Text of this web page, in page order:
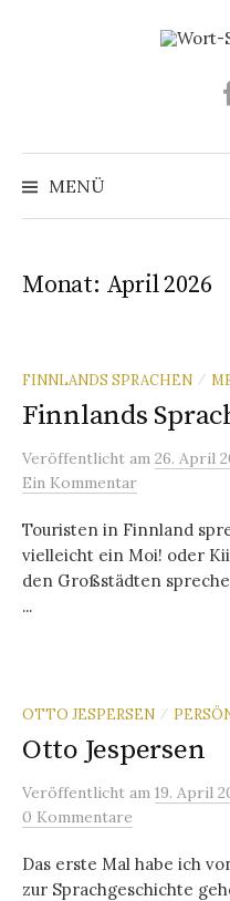
MENÜ
Monat: April 2026
FINNLANDS SPRACHEN /
Finnlands
Veröffentlicht am 26. April
Ein Kommentar
Touristen in Finnland
vielleicht ein Moi! oder
den Großstädten
...
OTTO JESPERSEN /
Otto Jespersen
Veröffentlicht am 19. April
0 Kommentare
Das erste Mal habe ich
zur Sprachgeschichte